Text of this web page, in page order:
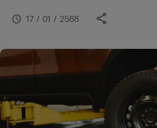
schedule 17 / 01 / 2568 share